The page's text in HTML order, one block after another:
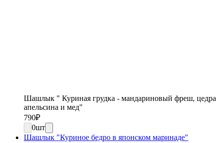
Шашлык " Куриная грудка - мандариновый фреш, цедра
апельсина и мед"
790₽
0шт
Шашлык "Куриное бедро в японском маринаде"